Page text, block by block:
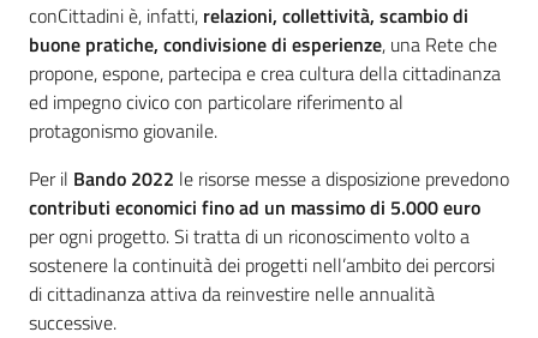
conCittadini è, infatti, relazioni, collettività, scambio di
buone pratiche, condivisione di esperienze, una Rete che
propone, espone, partecipa e crea cultura della cittadinanza
ed impegno civico con particolare riferimento al
protagonismo giovanile.
Per il Bando 2022 le risorse messe a disposizione prevedono
contributi economici fino ad un massimo di 5.000 euro
per ogni progetto. Si tratta di un riconoscimento volto a
sostenere la continuità dei progetti nell’ambito dei percorsi
di cittadinanza attiva da reinvestire nelle annualità
successive.